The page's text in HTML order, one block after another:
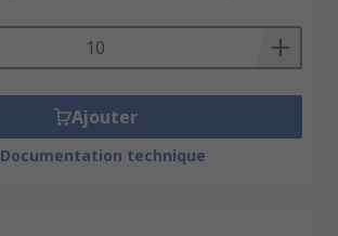
Ajouter
Documentation technique